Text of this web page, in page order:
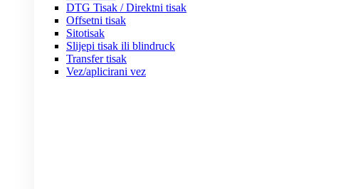
DTG Tisak / Direktni tisak
Offsetni tisak
Sitotisak
Slijepi tisak ili blindruck
Transfer tisak
Vez/aplicirani vez